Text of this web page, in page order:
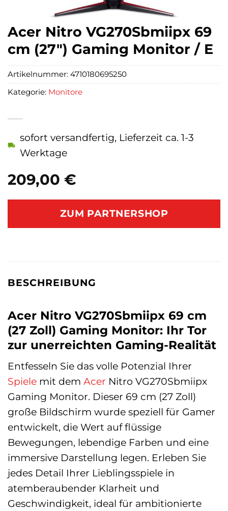
Acer Nitro VG270Sbmiipx 69
cm (27″) Gaming Monitor / E
209,00 €
sofort versandfertig, Lieferzeit ca. 1-3
Werktage
ZUM PARTNERSHOP
Artikelnummer: 4710180695250
Kategorie: Monitore
BESCHREIBUNG
Acer Nitro VG270Sbmiipx 69 cm
(27 Zoll) Gaming Monitor: Ihr Tor
zur unerreichten Gaming-Realität
Entfesseln Sie das volle Potenzial Ihrer
Spiele mit dem Acer Nitro VG270Sbmiipx
Gaming Monitor. Dieser 69 cm (27 Zoll)
große Bildschirm wurde speziell für Gamer
entwickelt, die Wert auf flüssige
Bewegungen, lebendige Farben und eine
immersive Darstellung legen. Erleben Sie
jedes Detail Ihrer Lieblingsspiele in
atemberaubender Klarheit und
Geschwindigkeit, ideal für ambitionierte